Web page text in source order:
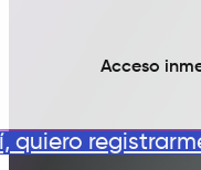
Acceso
quiero